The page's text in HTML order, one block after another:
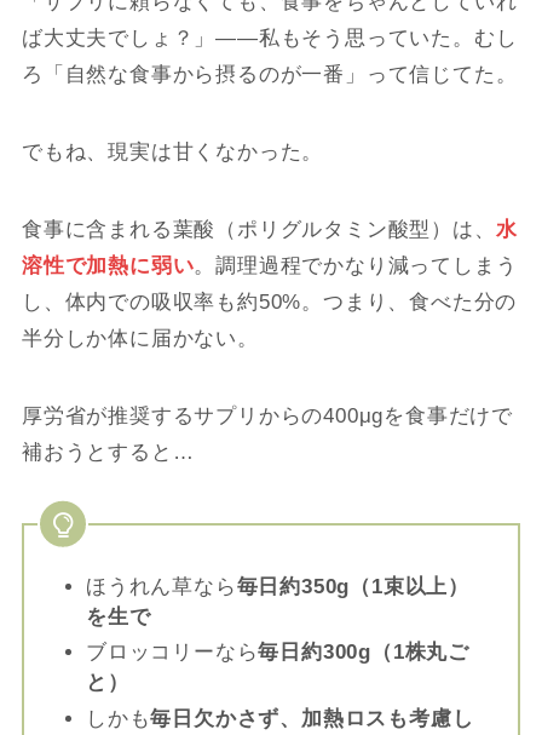
ば大丈夫でしょ？」——私もそう思っていた。むし
ろ「自然な食事から摂るのが一番」って信じてた。
でもね、現実は甘くなかった。
食事に含まれる葉酸（ポリグルタミン酸型）は、 水
溶性で加熱に弱い。調理過程でかなり減ってしまう
し、体内での吸収率も約50%。つまり、食べた分の
半分しか体に届かない。
厚労省が推奨するサプリからの400μgを食事だけで
補おうとすると…
ほうれん草なら毎日約350g（1束以上）
を生で
ブロッコリーなら毎日約300g（1株丸ご
と）
しかも毎日欠かさず、加熱ロスも考慮し